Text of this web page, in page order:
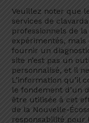
Veuillez noter que
services de
professionnels de
expérimentés, mais
fournir un
site n’est pas un
personnalisé, et il
L’information qu’il
le fondement d’un
être utilisée à cet
de la Nouvelle-
responsabilité pour